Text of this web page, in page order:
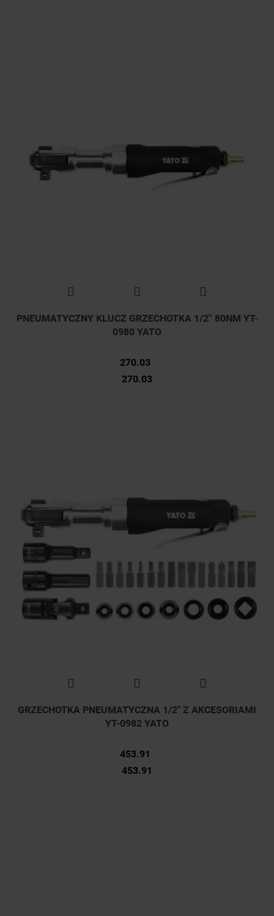
PNEUMATYCZNY KLUCZ GRZECHOTKA 1/2'' 80NM YT-
0980 YATO
270.03
270.03
GRZECHOTKA PNEUMATYCZNA 1/2" Z AKCESORIAMI
YT-0982 YATO
453.91
453.91